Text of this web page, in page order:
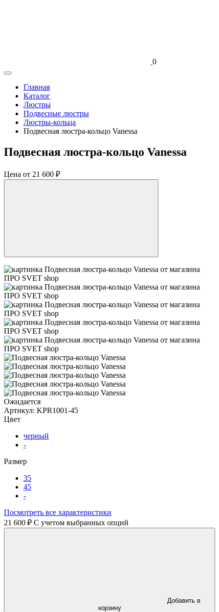
0
Главная
Каталог
Люстры
Подвесные люстры
Люстры-кольца
Подвесная люстра-кольцо Vanessa
Подвесная люстра-кольцо Vanessa
Цена от 21 600 ₽
Ожидается
Артикул: KPR1001-45
Цвет
черный
-
Размер
35
45
-
Посмотреть все характеристики
21 600 ₽ C учетом выбранных опций
Добавить в
корзину